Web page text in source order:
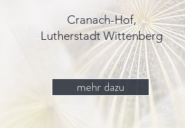
Cranach-Hof,
Lutherstadt Wittenberg
mehr dazu